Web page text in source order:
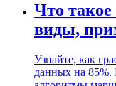
Что
виды,
Узнайте, как
данных на 85%.